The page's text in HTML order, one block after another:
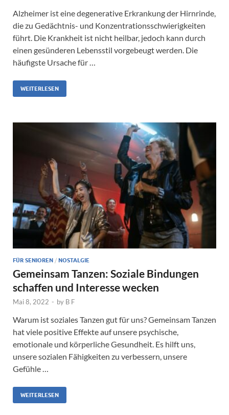
Alzheimer ist eine degenerative Erkrankung der Hirnrinde,
die zu Gedächtnis- und Konzentrationsschwierigkeiten
führt. Die Krankheit ist nicht heilbar, jedoch kann durch
einen gesünderen Lebensstil vorgebeugt werden. Die
häufigste Ursache für …
WEITERLESEN
FÜR SENIOREN / NOSTALGIE
Gemeinsam Tanzen: Soziale Bindungen
schaffen und Interesse wecken
Mai 8, 2022 - by B F
Warum ist soziales Tanzen gut für uns? Gemeinsam Tanzen
hat viele positive Effekte auf unsere psychische,
emotionale und körperliche Gesundheit. Es hilft uns,
unsere sozialen Fähigkeiten zu verbessern, unsere
Gefühle …
WEITERLESEN